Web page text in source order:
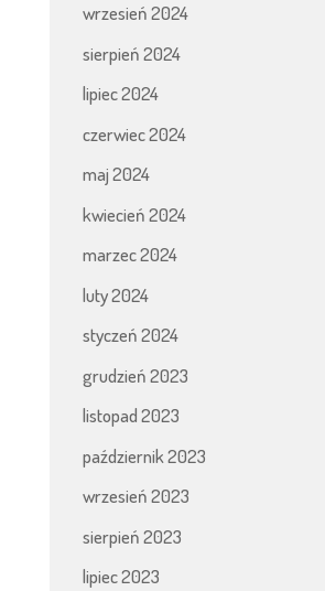
wrzesień 2024
sierpień 2024
lipiec 2024
czerwiec 2024
maj 2024
kwiecień 2024
marzec 2024
luty 2024
styczeń 2024
grudzień 2023
listopad 2023
październik 2023
wrzesień 2023
sierpień 2023
lipiec 2023